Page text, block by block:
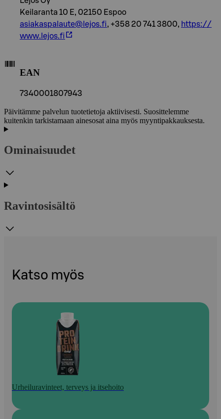
Keilaranta 10 E, 02150 Espoo
asiakaspalaute@lejos.fi, +358 20 741 3800, https://
www.lejos.fi
EAN
7340001807943
Päivitämme palvelun tuotetietoja aktiivisesti. Suosittelemme
kuitenkin tarkistamaan ainesosat aina myös myyntipakkauksesta.
Ominaisuudet
Ravintosisältö
Katso myös
Urheiluravinteet, terveys ja itsehoito